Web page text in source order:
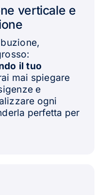
verticale e
il tuo
mai spiegare
e
ogni
perfetta per